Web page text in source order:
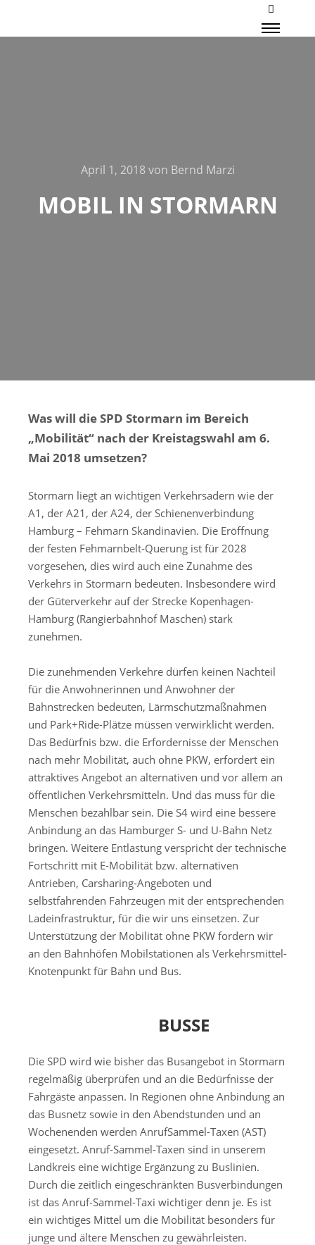
Mehr
April 1, 2018von Bernd Marzi
MOBIL IN STORMARN
Was will die SPD Stormarn im Bereich
„Mobilität“ nach der Kreistagswahl am 6.
Mai 2018 umsetzen?
Stormarn liegt an wichtigen Verkehrsadern wie der
A1, der A21, der A24, der Schienenverbindung
Hamburg – Fehmarn Skandinavien. Die Eröffnung
der festen Fehmarnbelt-Querung ist für 2028
vorgesehen, dies wird auch eine Zunahme des
Verkehrs in Stormarn bedeuten. Insbesondere wird
der Güterverkehr auf der Strecke Kopenhagen-
Hamburg (Rangierbahnhof Maschen) stark
zunehmen.
Die zunehmenden Verkehre dürfen keinen Nachteil
für die Anwohnerinnen und Anwohner der
Bahnstrecken bedeuten, Lärmschutzmaßnahmen
und Park+Ride-Plätze müssen verwirklicht werden.
Das Bedürfnis bzw. die Erfordernisse der Menschen
nach mehr Mobilität, auch ohne PKW, erfordert ein
attraktives Angebot an alternativen und vor allem an
öffentlichen Verkehrsmitteln. Und das muss für die
Menschen bezahlbar sein. Die S4 wird eine bessere
Anbindung an das Hamburger S- und U-Bahn Netz
bringen. Weitere Entlastung verspricht der technische
Fortschritt mit E-Mobilität bzw. alternativen
Antrieben, Carsharing-Angeboten und
selbstfahrenden Fahrzeugen mit der entsprechenden
Ladeinfrastruktur, für die wir uns einsetzen. Zur
Unterstützung der Mobilität ohne PKW fordern wir
an den Bahnhöfen Mobilstationen als Verkehrsmittel-
Knotenpunkt für Bahn und Bus.
BUSSE
Die SPD wird wie bisher das Busangebot in Stormarn
regelmäßig überprüfen und an die Bedürfnisse der
Fahrgäste anpassen. In Regionen ohne Anbindung an
das Busnetz sowie in den Abendstunden und an
Wochenenden werden AnrufSammel-Taxen (AST)
eingesetzt. Anruf-Sammel-Taxen sind in unserem
Landkreis eine wichtige Ergänzung zu Buslinien.
Durch die zeitlich eingeschränkten Busverbindungen
ist das Anruf-Sammel-Taxi wichtiger denn je. Es ist
ein wichtiges Mittel um die Mobilität besonders für
junge und ältere Menschen zu gewährleisten.